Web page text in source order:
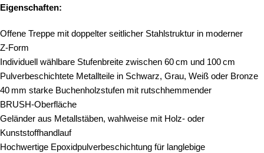
Eigenschaften:
Offene Treppe mit doppelter seitlicher Stahlstruktur in moderner
Z‑Form
Individuell wählbare Stufenbreite zwischen 60 cm und 100 cm
Pulverbeschichtete Metallteile in Schwarz, Grau, Weiß oder Bronze
40 mm starke Buchenholzstufen mit rutschhemmender
BRUSH‑Oberfläche
Geländer aus Metallstäben, wahlweise mit Holz- oder
Kunststoffhandlauf
Hochwertige Epoxidpulverbeschichtung für langlebige